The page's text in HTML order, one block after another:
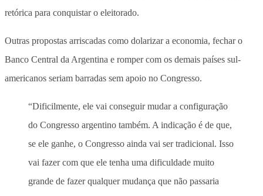
retórica para conquistar o eleitorado.
Outras propostas arriscadas como dolarizar a economia, fechar o
Banco Central da Argentina e romper com os demais países sul-
americanos seriam barradas sem apoio no Congresso.
“Dificilmente, ele vai conseguir mudar a configuração
do Congresso argentino também. A indicação é de que,
se ele ganhe, o Congresso ainda vai ser tradicional. Isso
vai fazer com que ele tenha uma dificuldade muito
grande de fazer qualquer mudança que não passaria